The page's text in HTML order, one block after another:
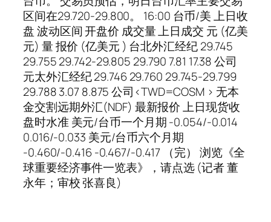
区间在29.720-29.800。 16:00 台币/美 上日收
盘 波动区间 开盘价 成交量 上日成交 元 (亿美
元) 量 报价 (亿美元 ) 台北外汇经纪 29.745
29.755 29.742-29.805 29.790 7.81 17.38 公司
元太外汇经纪 29.746 29.760 29.745-29.799
29.788 3.07 8.875 公司<TWD=COSM > 无本
金交割远期外汇(NDF) 最新报价 上日现货收
盘时水准 美元/台币一个月期 -0.054/-0.014
0.016/-0.033 美元/台币六个月期
-0.460/-0.416 -0.467/-0.417 （完） 浏览《全
球重要经济事件一览表》，请点选 (记者 董
永年；审校 张喜良)